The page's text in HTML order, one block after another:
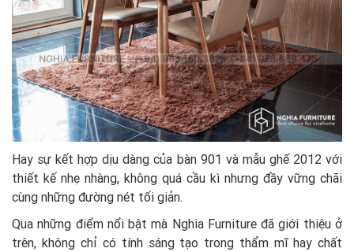
Hay sự kết hợp dịu dàng của bàn 901 và mẫu ghế 2012 với
thiết kế nhẹ nhàng, không quá cầu kì nhưng đầy vững chãi
cùng những đường nét tối giản.
Qua những điểm nổi bật mà Nghia Furniture đã giới thiệu ở
trên, không chỉ có tính sáng tạo trong thẩm mĩ hay chất